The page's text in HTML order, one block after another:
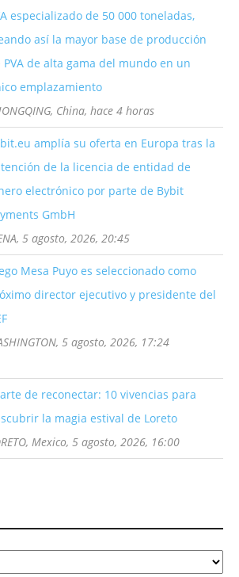
especializado de 50 000 toneladas,
así la mayor base de producción
PVA de alta gama del mundo en un
emplazamiento
China, hace 4 horas
amplía su oferta en Europa tras la
de la licencia de entidad de
electrónico por parte de Bybit
GmbH
5 agosto, 2026, 20:45
Mesa Puyo es seleccionado como
director ejecutivo y presidente del
5 agosto, 2026, 17:24
de reconectar: 10 vivencias para
la magia estival de Loreto
Mexico, 5 agosto, 2026, 16:00